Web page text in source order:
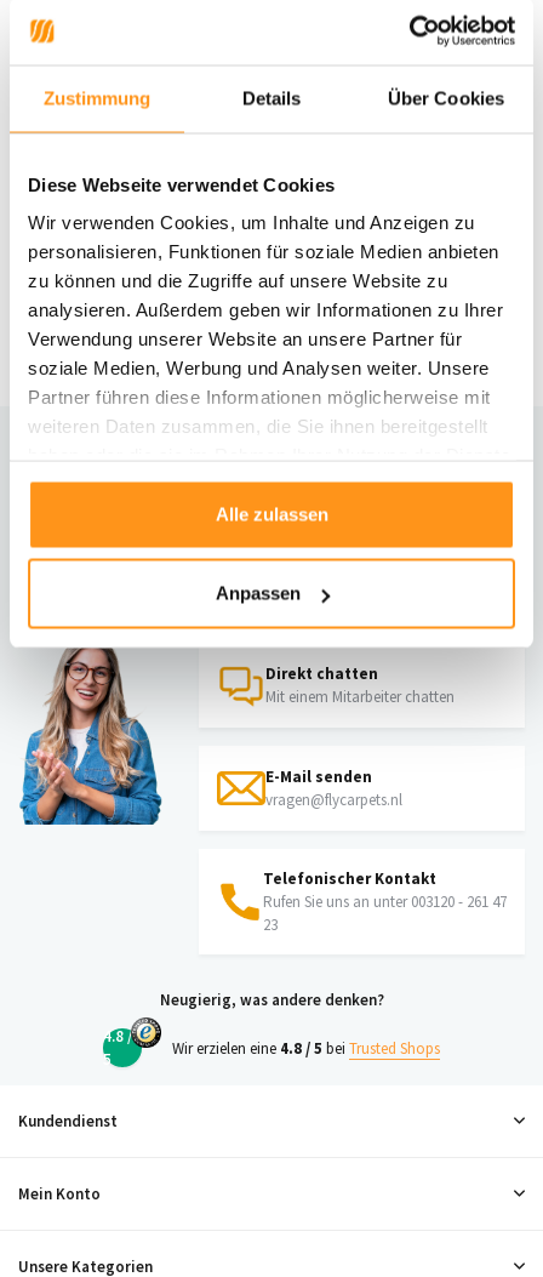
Zustimmung Details Über Cookies
Diese Webseite verwendet Cookies
Wir verwenden Cookies, um Inhalte und Anzeigen zu
personalisieren, Funktionen für soziale Medien anbieten
zu können und die Zugriffe auf unsere Website zu
analysieren. Außerdem geben wir Informationen zu Ihrer
Verwendung unserer Website an unsere Partner für
soziale Medien, Werbung und Analysen weiter. Unsere
Partner führen diese Informationen möglicherweise mit
weiteren Daten zusammen, die Sie ihnen bereitgestellt
gesammelt haben.
Alle zulassen
Anpassen
Rund Wollteppich - Gigi Grau
UVP 199,95 149,95 *
Kontaktiere unseren Kundenservice
Informationen zur Rücksendung
Direkt chatten
Mit einem Mitarbeiter chatten
E-Mail senden
vragen@flycarpets.nl
Telefonischer Kontakt
Rufen Sie uns an unter 003120 - 261 47
23
Neugierig, was andere denken?
4.8 /
5
Wir erzielen eine 4.8 / 5 bei Trusted Shops
Kundendienst
Mein Konto
Unsere Kategorien